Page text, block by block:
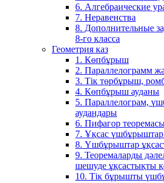
6. Алгебраические
7. Неравенства
8. Дополнительные
8-го класса
Геометрия каз
1. Көпбұрыш
2. Параллелограмм
3. Тік төрбұрыш,
4. Көпбұрыш ауданы
5. Параллелограм,
аудандары
6. Пифагор
7. Ұқсас
8. Үшбұрыштар
9. Теоремаларды
шешуде ұқсастықты
10. Тік бұрышты